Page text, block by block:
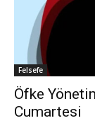
Felsefe
Öfke
Cumartesi